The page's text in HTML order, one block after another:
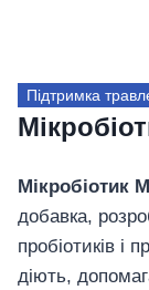
Підтримка
Мікробіотик
добавка,
пробіотиків і
діють,